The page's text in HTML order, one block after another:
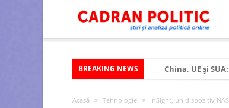
BREAKING NEWS
China, UE și
Acasă Tehnologie InSight, un dispozitiv